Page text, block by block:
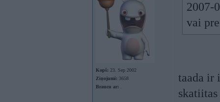
Kopš: 23. Sep 2002
Ziņojumi: 3658
Braucu ar:
2007-
vai
taada ir